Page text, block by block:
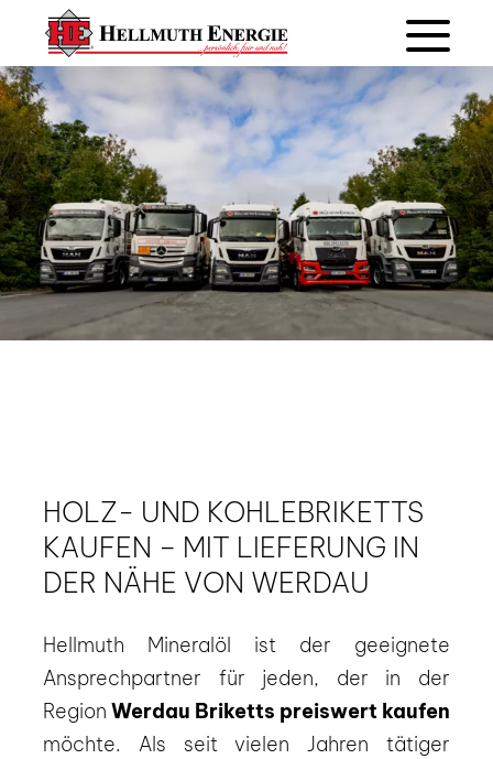
HOLZ- UND KOHLEBRIKETTS
KAUFEN – MIT LIEFERUNG IN
DER NÄHE VON WERDAU
Hellmuth Mineralöl ist der geeignete
Ansprechpartner für jeden, der in der
Region Werdau Briketts preiswert kaufen
möchte. Als seit vielen Jahren tätiger